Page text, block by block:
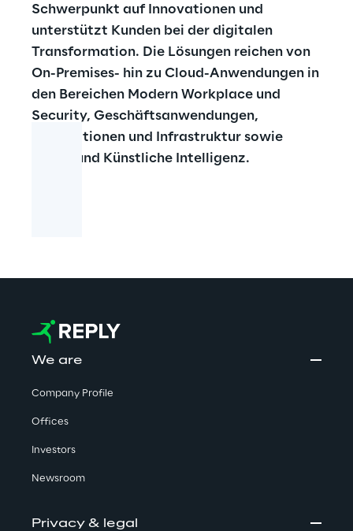
Schwerpunkt auf Innovationen und
unterstützt Kunden bei der digitalen
Transformation. Die Lösungen reichen von
On-Premises- hin zu Cloud-Anwendungen in
den Bereichen Modern Workplace und
Security, Geschäftsanwendungen,
Applikationen und Infrastruktur sowie
Daten und Künstliche Intelligenz.
We are
Company Profile
Offices
Investors
Newsroom
Privacy & legal